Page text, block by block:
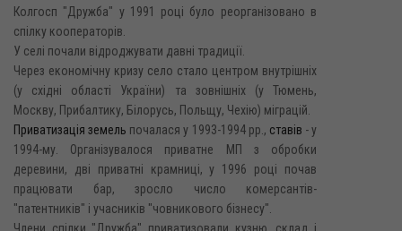
Колгосп "Дружба" у 1991 році було реорганізовано в
спілку кооператорів.
У селі почали відроджувати давні традиції.
Через економічну кризу село стало центром внутрішніх
(у східні області України) та зовнішніх (у Тюмень,
Москву, Прибалтику, Білорусь, Польщу, Чехію) міграцій.
Приватизація земель почалася у 1993-1994 pp., ставів - y
1994-му. Організувалося приватне МП з обробки
деревини, дві приватні крамниці, у 1996 році почав
працювати бар, зросло число комерсантів-
"патентників" і учасників "човникового бізнесу".
Члени спілки "Дружба" приватизовали кузню, склад і